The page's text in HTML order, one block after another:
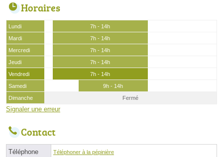
Horaires
Lundi
7h - 14h
Mardi
7h - 14h
Mercredi
7h - 14h
Jeudi
7h - 14h
Vendredi
7h - 14h
Samedi
9h - 14h
Dimanche
Fermé
Signaler une erreur
Contact
Téléphone Téléphoner à la pépinière